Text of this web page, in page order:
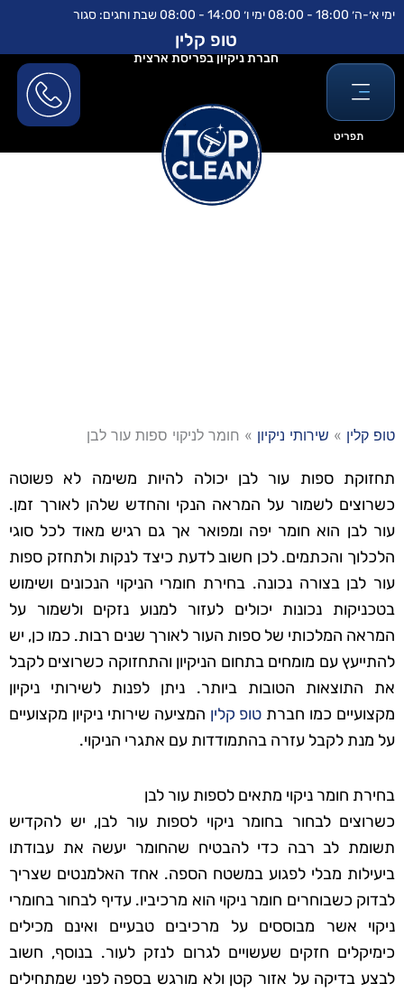
לתוכן
דילוג
ימי א׳-ה׳ 18:00 - 08:00 ימי ו׳ 14:00 - 08:00 שבת וחגים: סגור
תפריט
טופ קלין
חברת ניקיון בפריסת ארצית
טופ קלין » שירותי ניקיון » חומר לניקוי ספות עור לבן
תחזוקת ספות עור לבן יכולה להיות משימה לא פשוטה
כשרוצים לשמור על המראה הנקי והחדש שלהן לאורך זמן.
עור לבן הוא חומר יפה ומפואר אך גם רגיש מאוד לכל סוגי
הלכלוך והכתמים. לכן חשוב לדעת כיצד לנקות ולתחזק ספות
עור לבן בצורה נכונה. בחירת חומרי הניקוי הנכונים ושימוש
בטכניקות נכונות יכולים לעזור למנוע נזקים ולשמור על
המראה המלכותי של ספות העור לאורך שנים רבות. כמו כן, יש
להתייעץ עם מומחים בתחום הניקיון והתחזוקה כשרוצים לקבל
את התוצאות הטובות ביותר. ניתן לפנות לשירותי ניקיון
מקצועיים כמו חברת טופ קלין המציעה שירותי ניקיון מקצועיים
על מנת לקבל עזרה בהתמודדות עם אתגרי הניקוי.
בחירת חומר ניקוי מתאים לספות עור לבן
כשרוצים לבחור בחומר ניקוי לספות עור לבן, יש להקדיש
תשומת לב רבה כדי להבטיח שהחומר יעשה את עבודתו
ביעילות מבלי לפגוע במשטח הספה. אחד האלמנטים שצריך
לבדוק כשבוחרים חומר ניקוי הוא מרכיביו. עדיף לבחור בחומרי
ניקוי אשר מבוססים על מרכיבים טבעיים ואינם מכילים
כימיקלים חזקים שעשויים לגרום לנזק לעור. בנוסף, חשוב
לבצע בדיקה על אזור קטן ולא מורגש בספה לפני שמתחילים